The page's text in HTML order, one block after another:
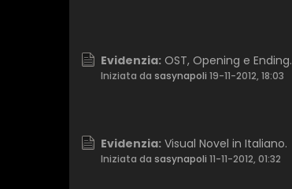
Evidenzia: OST, Opening e Ending.
Iniziata da sasynapoli 19-11-2012, 18:03
Evidenzia: Visual Novel in Italiano.
Iniziata da sasynapoli 11-11-2012, 01:32